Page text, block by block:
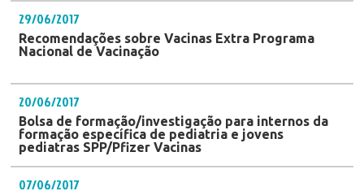
29/06/2017
Recomendações sobre Vacinas Extra Programa
Nacional de Vacinação
20/06/2017
Bolsa de formação/investigação para internos da
formação específica de pediatria e jovens
pediatras SPP/Pfizer Vacinas
07/06/2017